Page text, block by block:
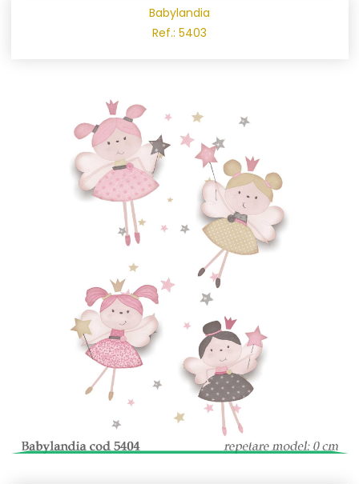
Babylandia
Ref.: 5403